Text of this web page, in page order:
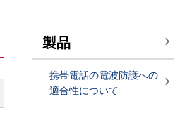
製品
携帯電話の電波防護への
適合性について